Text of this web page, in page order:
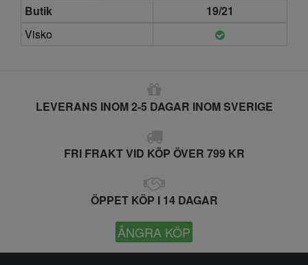
Butik
19/21
Visko
LEVERANS INOM 2-5 DAGAR INOM SVERIGE
FRI FRAKT VID KÖP ÖVER 799 KR
ÖPPET KÖP I 14 DAGAR
ÅNGRA KÖP